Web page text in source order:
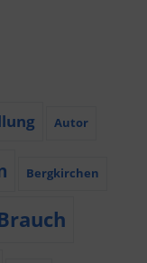
Autor
Bergkirchen